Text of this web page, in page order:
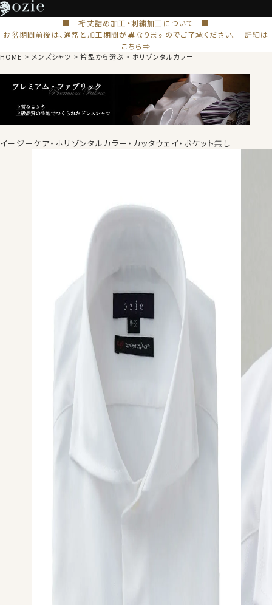
■ 裄丈詰め加工・刺繍加工について ■
お盆期間前後は、通常と加工期間が異なりますのでご了承ください。 詳細は
こちら⇒
HOME メンズシャツ 衿型から選ぶ ホリゾンタルカラー
イージーケア・ホリゾンタルカラー・カッタウェイ・ポケット無し